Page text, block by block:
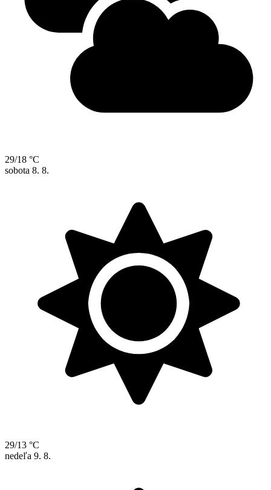
29/18 °C
sobota 8. 8.
29/13 °C
nedeľa 9. 8.